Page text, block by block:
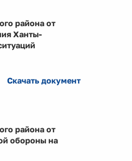
района от
Ханты-
Скачать документ
района от
обороны на